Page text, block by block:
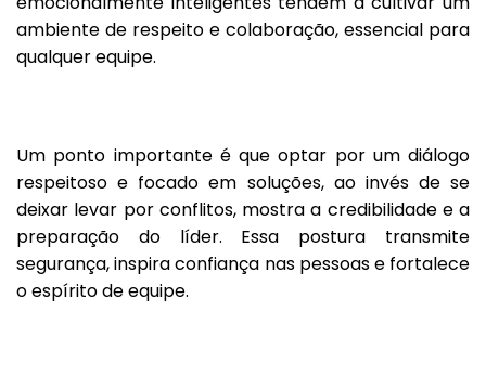
ambiente de respeito e colaboração, essencial para
qualquer equipe.
Um ponto importante é que optar por um diálogo
respeitoso e focado em soluções, ao invés de se
deixar levar por conflitos, mostra a credibilidade e a
preparação do líder. Essa postura transmite
segurança, inspira confiança nas pessoas e fortalece
o espírito de equipe.